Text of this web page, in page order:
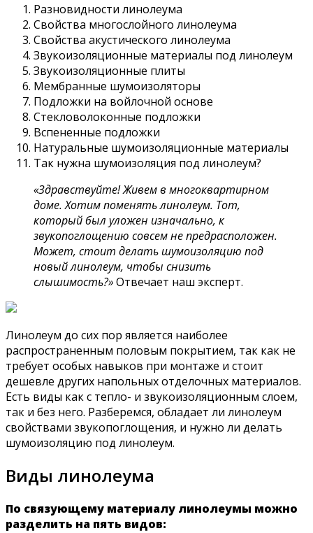
Разновидности линолеума
Свойства многослойного линолеума
Свойства акустического линолеума
Звукоизоляционные материалы под линолеум
Звукоизоляционные плиты
Мембранные шумоизоляторы
Подложки на войлочной основе
Стекловолоконные подложки
Вспененные подложки
Натуральные шумоизоляционные материалы
Так нужна шумоизоляция под линолеум?
«Здравствуйте! Живем в многоквартирном
доме. Хотим поменять линолеум. Тот,
который был уложен изначально, к
звукопоглощению совсем не предрасположен.
Может, стоит делать шумоизоляцию под
новый линолеум, чтобы снизить
слышимость?»Отвечает наш эксперт.
Линолеум до сих пор является наиболее
распространенным половым покрытием, так как не
требует особых навыков при монтаже и стоит
дешевле других напольных отделочных материалов.
Есть виды как с тепло- и звукоизоляционным слоем,
так и без него. Разберемся, обладает ли линолеум
свойствами звукопоглощения, и нужно ли делать
шумоизоляцию под линолеум.
Виды линолеума
По связующему материалу линолеумы можно
разделить на пять видов: